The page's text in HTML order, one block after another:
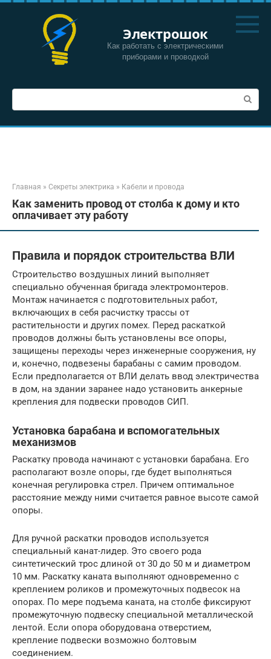
Перейти
Электрошок
Как работать с электрическими
приборами и проводкой
Поиск:
Главная » Секреты электрика » Кабели и провода
Как заменить провод от столба к дому и кто
оплачивает эту работу
Правила и порядок строительства ВЛИ
Строительство воздушных линий выполняет
специально обученная бригада электромонтеров.
Монтаж начинается с подготовительных работ,
включающих в себя расчистку трассы от
растительности и других помех. Перед раскаткой
проводов должны быть установлены все опоры,
защищены переходы через инженерные сооружения, ну
и, конечно, подвезены барабаны с самим проводом.
Если предполагается от ВЛИ делать ввод электричества
в дом, на здании заранее надо установить анкерные
крепления для подвески проводов СИП.
Установка барабана и вспомогательных
механизмов
Раскатку провода начинают с установки барабана. Его
располагают возле опоры, где будет выполняться
конечная регулировка стрел. Причем оптимальное
расстояние между ними считается равное высоте самой
опоры.
Для ручной раскатки проводов используется
специальный канат-лидер. Это своего рода
синтетический трос длиной от 30 до 50 м и диаметром
10 мм. Раскатку каната выполняют одновременно с
креплением роликов и промежуточных подвесок на
опорах. По мере подъема каната, на столбе фиксируют
промежуточную подвеску специальной металлической
лентой. Если опора оборудована отверстием,
крепление подвески возможно болтовым
соединением.